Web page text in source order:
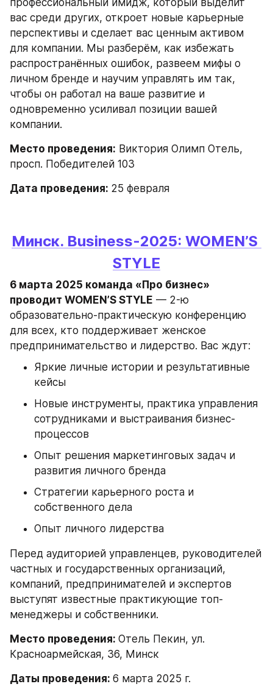
профессиональный имидж, который выделит
вас среди других, откроет новые карьерные
перспективы и сделает вас ценным активом
для компании. Мы разберём, как избежать
распространённых ошибок, развеем мифы о
личном бренде и научим управлять им так,
чтобы он работал на ваше развитие и
одновременно усиливал позиции вашей
компании.
Место проведения: Виктория Олимп Отель,
просп. Победителей 103
Дата проведения: 25 февраля
Минск. Business-2025: WOMEN’S
STYLE
6 марта 2025 команда «Про бизнес»
проводит WOMEN’S STYLE — 2-ю
образовательно-практическую конференцию
для всех, кто поддерживает женское
предпринимательство и лидерство. Вас ждут:
Яркие личные истории и результативные
кейсы
Новые инструменты, практика управления
сотрудниками и выстраивания бизнес-
процессов
Опыт решения маркетинговых задач и
развития личного бренда
Стратегии карьерного роста и
собственного дела
Опыт личного лидерства
Перед аудиторией управленцев, руководителей
частных и государственных организаций,
компаний, предпринимателей и экспертов
выступят известные практикующие топ-
менеджеры и собственники.
Место проведения: Отель Пекин, ул.
Красноармейская, 36, Минск
Даты проведения: 6 марта 2025 г.